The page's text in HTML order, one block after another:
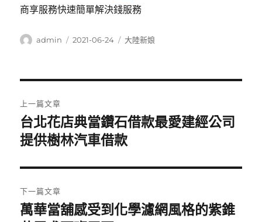
商享服務快速簡單解決錢服務
作
admin
發
2021-06-24
分
大陸新娘
章
導
覽
上一篇文章
上
一
文
章:
台北花店典當鑽石借款最愛建經公司
提供樹林汽車借款
下一篇文章
下
萬華當舖感受到化學濾網風格的紫錐